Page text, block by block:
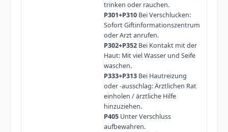
trinken oder rauchen.
P301+P310Bei Verschlucken:
Sofort Giftinformationszentrum
oder Arzt anrufen.
P302+P352Bei Kontakt mit der
Haut: Mit viel Wasser und Seife
waschen.
P333+P313Bei Hautreizung
oder -ausschlag: Ärztlichen Rat
einholen / ärztliche Hilfe
hinzuziehen.
P405Unter Verschluss
aufbewahren.